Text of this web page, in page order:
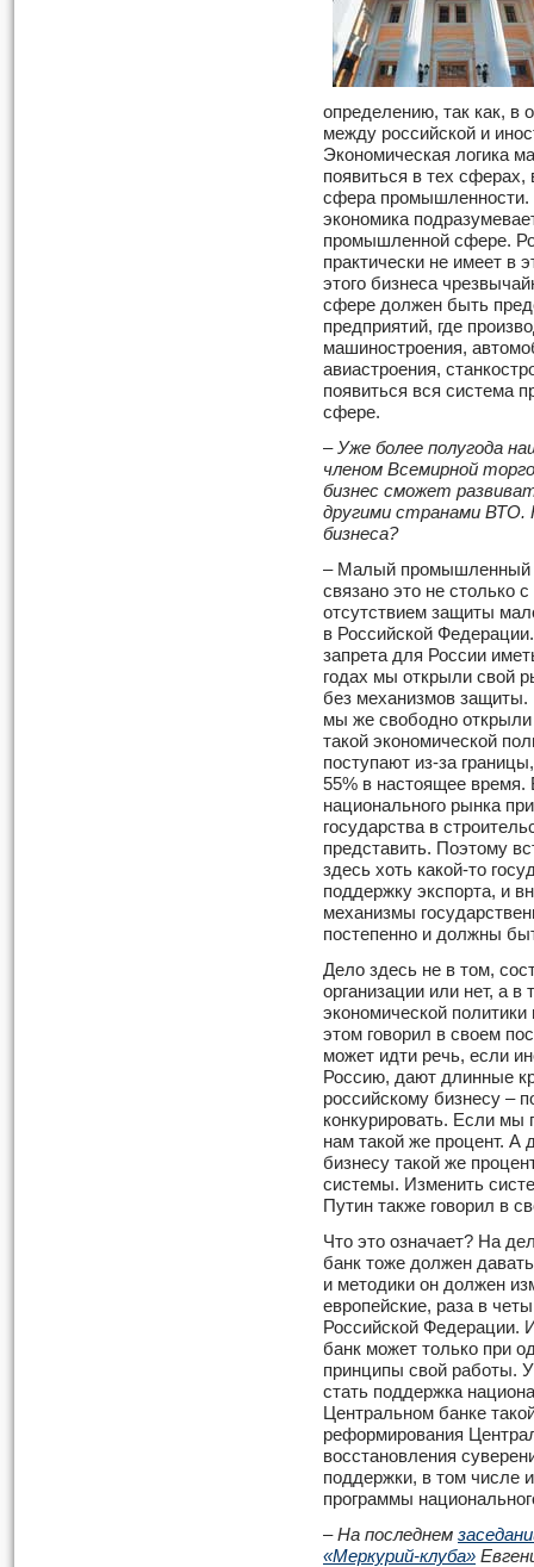
определению, так как, в
между российской и
Экономическая логика
появиться в тех сферах,
сфера промышленности.
экономика
промышленной сфере.
практически не имеет в
этого бизнеса
сфере должен быть
предприятий, где
машиностроения,
авиастроения,
появиться вся система
сфере.
–Уже более полугода
членом Всемирной
бизнес сможет
другими странами
бизнеса?
– Малый промышленный
связано это не столько
отсутствием защиты
в Российской
запрета для России
годах мы открыли свой
без механизмов
мы же свободно открыли
такой экономической
поступают из-за
55% в настоящее
национального рынка
государства в
представить. Поэтому
здесь хоть какой-то
поддержку экспорта, и
механизмы
постепенно и должны
Дело здесь не в том,
организации или нет, а
экономической
этом говорил в своем
может идти речь, если
Россию, дают длинные
российскому бизнесу –
конкурировать. Если мы
нам такой же процент. А
бизнесу такой же
системы. Изменить
Путин также говорил в
Что это означает? На
банк тоже должен
и методики он должен
европейские, раза в
Российской Федерации.
банк может только при
принципы свой работы.
стать поддержка
Центральном банке
реформирования
восстановления
поддержки, в том числе
программы
–На последнем
«Меркурий-клуба»